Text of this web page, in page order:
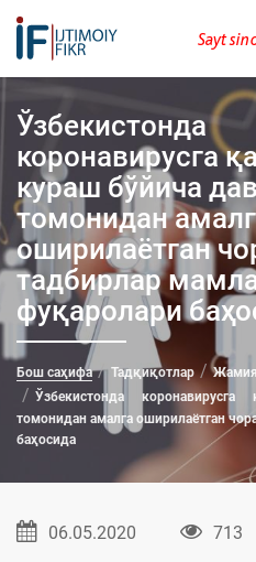
Sayt
Ўзбекистонда
коронавирусга
кураш бўйича
томонидан
оширилаётган
тадбирлар
фуқаролари
Бош саҳифа Тадқиқотлар
Ўзбекистонда
томонидан амалга оширилаётган
баҳосида
06.05.2020 713